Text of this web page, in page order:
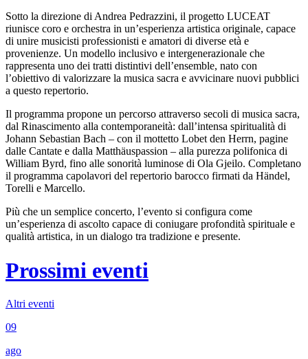
Sotto la direzione di Andrea Pedrazzini, il progetto LUCEAT
riunisce coro e orchestra in un’esperienza artistica originale, capace
di unire musicisti professionisti e amatori di diverse età e
provenienze. Un modello inclusivo e intergenerazionale che
rappresenta uno dei tratti distintivi dell’ensemble, nato con
l’obiettivo di valorizzare la musica sacra e avvicinare nuovi pubblici
a questo repertorio.
Il programma propone un percorso attraverso secoli di musica sacra,
dal Rinascimento alla contemporaneità: dall’intensa spiritualità di
Johann Sebastian Bach – con il mottetto Lobet den Herrn, pagine
dalle Cantate e dalla Matthäuspassion – alla purezza polifonica di
William Byrd, fino alle sonorità luminose di Ola Gjeilo. Completano
il programma capolavori del repertorio barocco firmati da Händel,
Torelli e Marcello.
Più che un semplice concerto, l’evento si configura come
un’esperienza di ascolto capace di coniugare profondità spirituale e
qualità artistica, in un dialogo tra tradizione e presente.
Prossimi eventi
Altri eventi
09
ago